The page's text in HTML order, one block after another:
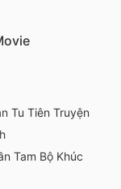
Tu Tiên Truyện
Tam Bộ Khúc